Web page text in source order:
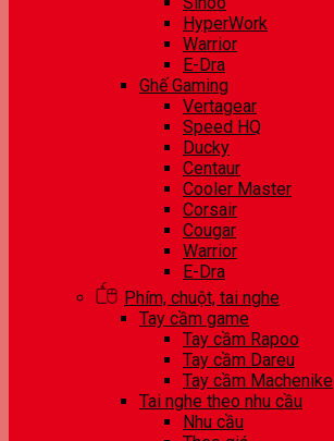
HyperWork
Warrior
E-Dra
Ghế Gaming
Vertagear
Speed HQ
Ducky
Centaur
Cooler Master
Corsair
Cougar
Warrior
E-Dra
Phím, chuột, tai nghe
Tay cầm game
Tay cầm Rapoo
Tay cầm Dareu
Tay cầm Machenike
Tai nghe theo nhu cầu
Nhu cầu